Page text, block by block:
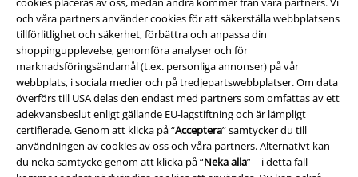
och våra partners använder cookies för att säkerställa webbplatsens
tillförlitlighet och säkerhet, förbättra och anpassa din
shoppingupplevelse, genomföra analyser och för
marknadsföringsändamål (t.ex. personliga annonser) på vår
webbplats, i sociala medier och på tredjepartswebbplatser. Om data
överförs till USA delas den endast med partners som omfattas av ett
adekvansbeslut enligt gällande EU-lagstiftning och är lämpligt
certifierade. Genom att klicka på “Acceptera” samtycker du till
användningen av cookies av oss och våra partners. Alternativt kan
du neka samtycke genom att klicka på “Neka alla” – i detta fall
Juridisk information/Villkor
Villkor
Om oss
Ladda ner villkoren
Avfallshantering och miljöskydd